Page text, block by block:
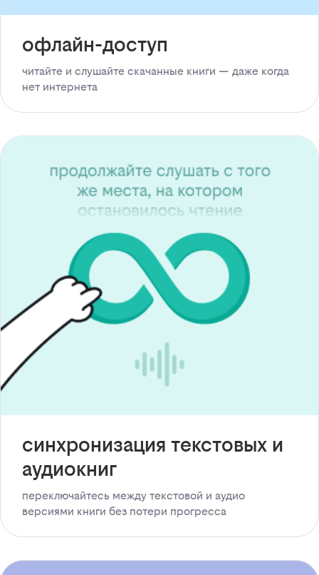
офлайн-доступ
читайте и слушайте скачанные книги — даже когда
нет интернета
синхронизация текстовых и
аудиокниг
переключайтесь между текстовой и аудио
версиями книги без потери прогресса